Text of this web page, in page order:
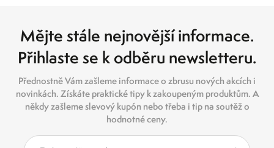
Mějte stále nejnovější informace.
Přihlaste se k odběru newsletteru.
Přednostně Vám zašleme informace o zbrusu nových akcích i
novinkách. Získáte praktické tipy k zakoupeným produktům. A
někdy zašleme slevový kupón nebo třeba i tip na soutěž o
hodnotné ceny.